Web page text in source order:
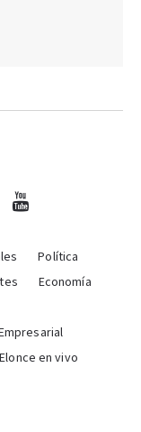
Política
Economía
Elonce en vivo